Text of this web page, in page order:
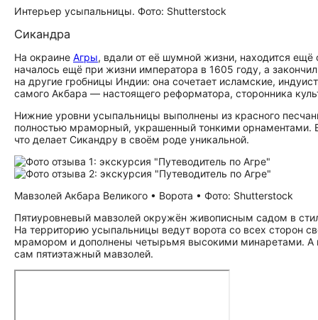
Интерьер усыпальницы. Фото: Shutterstock
Сикандра
На окраине Агры, вдали от её шумной жизни, находится
началось ещё при жизни императора в 1605 году, а
на другие гробницы Индии: она сочетает исламские,
самого Акбара — настоящего реформатора, сторонника
Нижние уровни усыпальницы выполнены из красного
полностью мраморный, украшенный тонкими орнаментами.
что делает Сикандру в своём роде уникальной.
Мавзолей Акбара Великого • Ворота • Фото: Shutterstock
Пятиуровневый мавзолей окружён живописным садом в
На территорию усыпальницы ведут ворота со всех сторон
мрамором и дополнены четырьмя высокими минаретами. А
сам пятиэтажный мавзолей.